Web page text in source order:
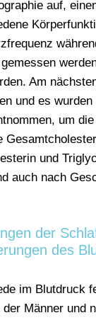
auf,
Am
und es wurden
um
und
auch nach
der
des
im Blutdruck
Männer und